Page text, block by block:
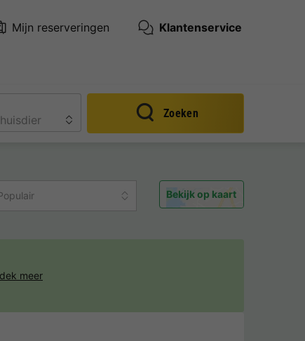
Mijn reserveringen Klantenservice
Zoeken
Bekijk op kaart
meer